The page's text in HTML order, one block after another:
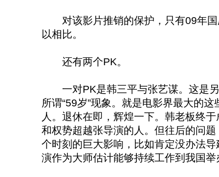
对该影片推销的保护，只有09年国
以相比。
还有两个PK。
一对PK是韩三平与张艺谋。这是另
所谓“59岁”现象。就是电影界最大的
人。退休在即，辉煌一下。韩老板终
和权势超越张导演的人。但往后的问
个时刻的巨大影响，比如肯定没办法
演作为大师估计能够持续工作到我国